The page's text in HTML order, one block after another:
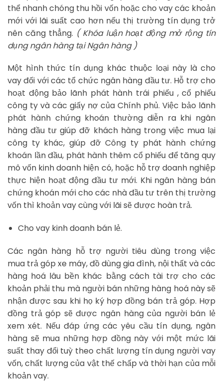
thể nhanh chóng thu hồi vốn hoặc cho vay các khoản
mới với lãi suất cao hơn nếu thị trường tín dụng trở
nên căng thẳng. ( Khóa luận hoạt động mở rộng tín
dụng ngân hàng tại Ngân hàng )
Một hình thức tín dụng khác thuộc loại này là cho
vay đối với các tổ chức ngân hàng đầu tư. Hỗ trợ cho
hoạt động bảo lãnh phát hành trái phiếu , cổ phiếu
công ty và các giấy nợ của Chính phủ. Việc bảo lãnh
phát hành chứng khoán thường diễn ra khi ngân
hàng đầu tư giúp đỡ khách hàng trong việc mua lại
công ty khác, giúp đỡ Công ty phát hành chứng
khoán lần đầu, phát hành thêm cổ phiếu để tăng quy
mô vốn kinh doanh hiện có, hoặc hỗ trợ doanh nghiệp
thực hiện hoạt động đầu tư mới. Khi ngân hàng bán
chứng khoán mới cho các nhà đầu tư trên thị trường
vốn thì khoản vay cùng với lãi sẽ được hoàn trả.
Cho vay kinh doanh bán lẻ.
Các ngân hàng hỗ trợ người tiêu dùng trong việc
mua trả góp xe máy, đồ dùng gia đình, nội thất và các
hàng hoá lâu bền khác bằng cách tài trợ cho các
khoản phải thu mà người bán những hàng hoá này sẽ
nhận được sau khi họ ký hợp đồng bán trả góp. Hợp
đồng trả góp sẽ được ngân hàng của người bán lẻ
xem xét. Nếu đáp ứng các yêu cầu tín dụng, ngân
hàng sẽ mua những hợp đồng này với một mức lãi
suất thay đổi tuỳ theo chất lượng tín dụng người vay
vốn, chất lượng của vật thế chấp và thời hạn của mỗi
khoản vay.